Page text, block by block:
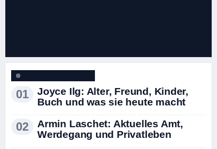
Joyce Ilg: Alter, Freund, Kinder,
Buch und was sie heute macht
Armin Laschet: Aktuelles Amt,
Werdegang und Privatleben